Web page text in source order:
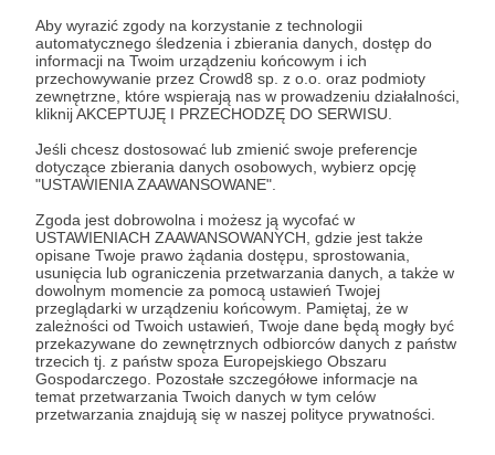
Aby wyrazić zgody na korzystanie z technologii
automatycznego śledzenia i zbierania danych, dostęp do
informacji na Twoim urządzeniu końcowym i ich
przechowywanie przez Crowd8 sp. z o.o. oraz podmioty
zewnętrzne, które wspierają nas w prowadzeniu działalności,
kliknij AKCEPTUJĘ I PRZECHODZĘ DO SERWISU.
Jeśli chcesz dostosować lub zmienić swoje preferencje
dotyczące zbierania danych osobowych, wybierz opcję
"USTAWIENIA ZAAWANSOWANE".
Zgoda jest dobrowolna i możesz ją wycofać w
USTAWIENIACH ZAAWANSOWANYCH, gdzie jest także
opisane Twoje prawo żądania dostępu, sprostowania,
usunięcia lub ograniczenia przetwarzania danych, a także w
dowolnym momencie za pomocą ustawień Twojej
przeglądarki w urządzeniu końcowym. Pamiętaj, że w
zależności od Twoich ustawień, Twoje dane będą mogły być
przekazywane do zewnętrznych odbiorców danych z państw
trzecich tj. z państw spoza Europejskiego Obszaru
Gospodarczego. Pozostałe szczegółowe informacje na
temat przetwarzania Twoich danych w tym celów
przetwarzania znajdują się w naszej polityce prywatności.
Dołącz do grona Patronów!
Wesprzyj działalność Autora
Zostań Patronem
Promowani autorzy